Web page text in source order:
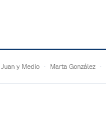
Juan y Medio Marta González